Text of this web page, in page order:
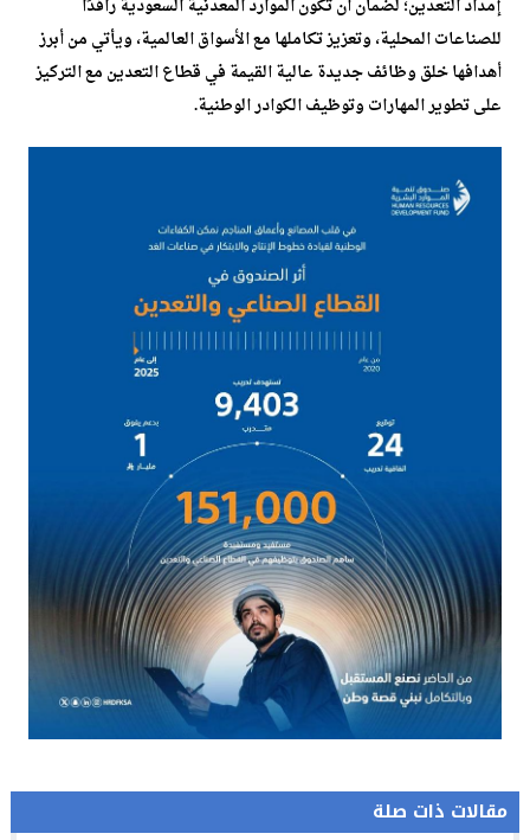
إمداد التعدين؛ لضمان أن تكون الموارد المعدنية السعودية رافدًا
للصناعات المحلية، وتعزيز تكاملها مع الأسواق العالمية، ويأتي من أبرز
أهدافها خلق وظائف جديدة عالية القيمة في قطاع التعدين مع التركيز
على تطوير المهارات وتوظيف الكوادر الوطنية.
مقالات ذات صلة